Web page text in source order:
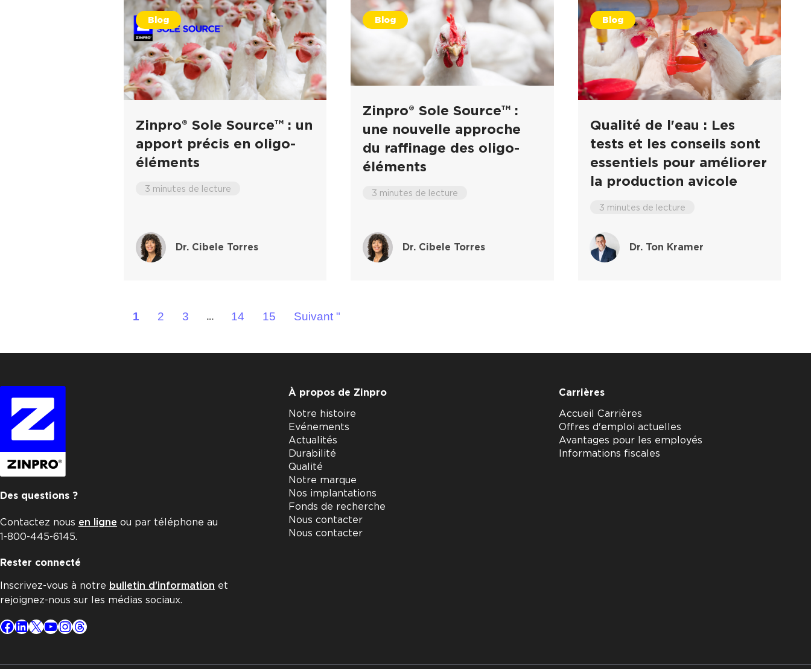
Blog
Zinpro® Sole Source™ : un
apport précis en oligo-
éléments
3 minutes de lecture
Dr. Cibele Torres
Blog
Zinpro® Sole Source™ :
une nouvelle approche
du raffinage des oligo-
éléments
3 minutes de lecture
Dr. Cibele Torres
Blog
Qualité de l'eau : Les
tests et les conseils sont
essentiels pour améliorer
la production avicole
3 minutes de lecture
Dr. Ton Kramer
1 2 3 ... 14 15 Suivant "
Des questions ?
Contactez nous en ligne ou par téléphone au
1-800-445-6145.
Rester connecté
Inscrivez-vous à notre bulletin d'information et
rejoignez-nous sur les médias sociaux.
Facebook
LinkedIn
X YouTube
Instagram
Threads
À propos de Zinpro
Notre histoire
Evénements
Actualités
Durabilité
Qualité
Notre marque
Nos implantations
Fonds de recherche
Nous contacter
Nous contacter
Carrières
Accueil Carrières
Offres d'emploi actuelles
Avantages pour les employés
Informations fiscales